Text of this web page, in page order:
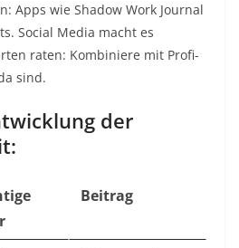
Apps wie Shadow Work Journal
Social Media macht es
raten: Kombiniere mit Profi-
sind.​
der
Beitrag